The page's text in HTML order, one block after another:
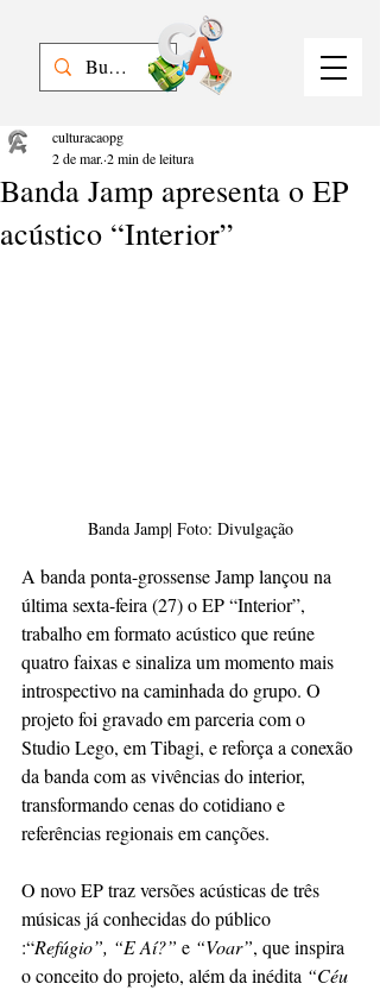
Banda Jamp apresenta o EP
acústico “Interior”
culturacaopg
2 de mar. 2 min de leitura
Banda Jamp| Foto: Divulgação
A banda ponta-grossense Jamp lançou na
última sexta-feira (27) o EP “Interior”,
trabalho em formato acústico que reúne
quatro faixas e sinaliza um momento mais
introspectivo na caminhada do grupo. O
projeto foi gravado em parceria com o
Studio Lego, em Tibagi, e reforça a conexão
da banda com as vivências do interior,
transformando cenas do cotidiano e
referências regionais em canções.
O novo EP traz versões acústicas de três
músicas já conhecidas do público
:“Refúgio”, “E Aí?” e “Voar”, que inspira
o conceito do projeto, além da inédita “Céu